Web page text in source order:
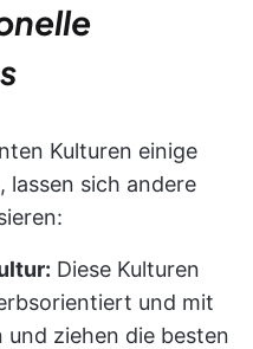
Kulturen einige
lassen sich andere
Diese Kulturen
und mit
und ziehen die besten